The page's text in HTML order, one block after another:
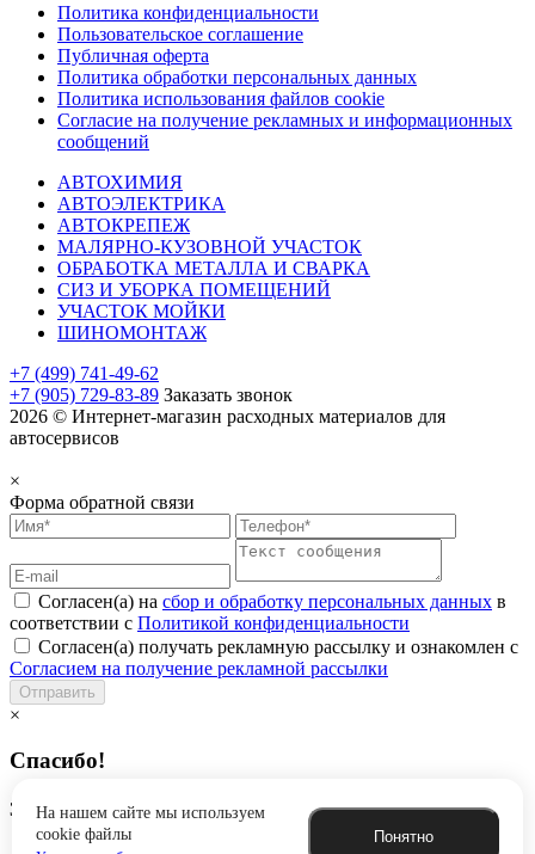
На нашем сайте мы используем
cookie файлы
Понятно
Политика конфиденциальности
Пользовательское соглашение
Публичная оферта
Политика обработки персональных данных
Политика использования файлов cookie
Согласие на получение рекламных и информационных
сообщений
АВТОХИМИЯ
АВТОЭЛЕКТРИКА
АВТОКРЕПЕЖ
МАЛЯРНО-КУЗОВНОЙ УЧАСТОК
ОБРАБОТКА МЕТАЛЛА И СВАРКА
СИЗ И УБОРКА ПОМЕЩЕНИЙ
УЧАСТОК МОЙКИ
ШИНОМОНТАЖ
+7 (499) 741-49-62
+7 (905) 729-83-89 Заказать звонок
2026 © Интернет-магазин расходных материалов для
автосервисов
×
Форма обратной связи
Согласен(а) на сбор и обработку персональных данных в
соответствии с Политикой конфиденциальности
Согласен(а) получать рекламную рассылку и ознакомлен с
Согласием на получение рекламной рассылки
Отправить
×
Спасибо!
Заявка успешно отправлена